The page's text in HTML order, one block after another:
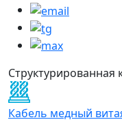
Структурированная
Кабель медный